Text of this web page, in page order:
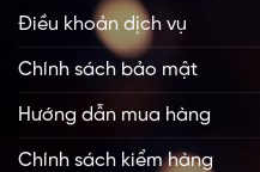
Điều khoản dịch vụ
Chính sách bảo mật
Hướng dẫn mua hàng
Chính sách kiểm hàng